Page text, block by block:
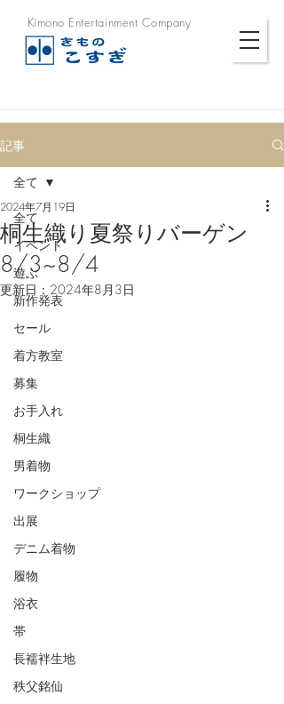
Kimono Entertainment Company
記事
全て
イベント
遊ぶ
新作発表
セール
着方教室
募集
お手入れ
桐生織
男着物
ワークショップ
出展
デニム着物
履物
浴衣
帯
長襦袢生地
秩父銘仙
全て
桐生織り夏祭りバーゲン
8/3~8/4
2024年7月19日
更新日： 2024年8月3日